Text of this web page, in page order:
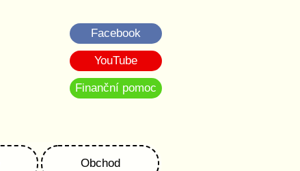
Facebook
YouTube
Finanční pomoc
Obchod